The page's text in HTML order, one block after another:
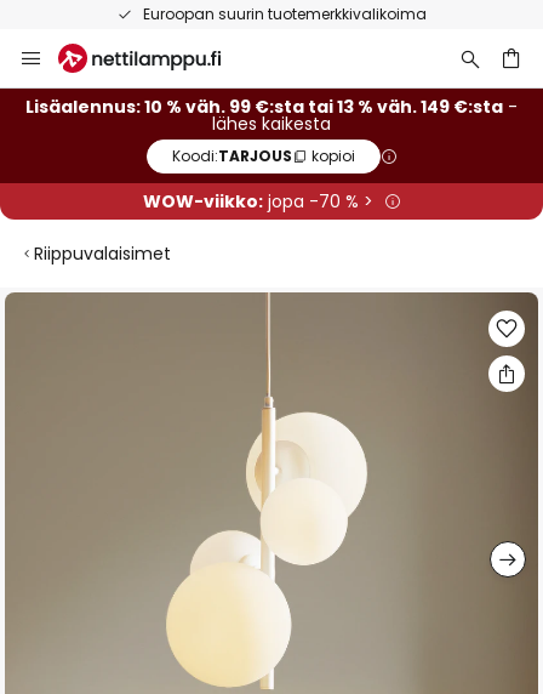
Euroopan suurin tuotemerkkivalikoima
to
Content
Lisäalennus: 10 % väh. 99 €:sta tai 13 % väh. 149 €:sta -
lähes kaikesta
Koodi:TARJOUS kopioi
WOW-viikko:jopa -70 % >
Riippuvalaisimet
Skip